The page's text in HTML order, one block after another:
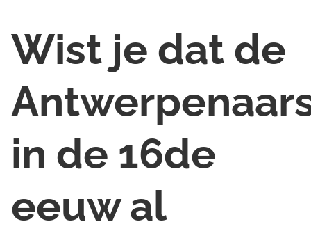
Wist je dat de
in de 16de
eeuw al